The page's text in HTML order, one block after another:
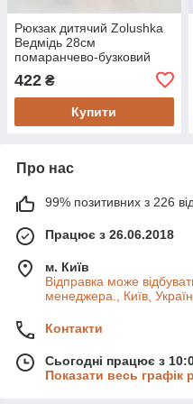
Рюкзак дитячий Zolushka
Ведмідь 28см
помаранчево-бузковий
422 ₴
Купити
Про нас
99% позитивних з 226
Працює з 26.06.2018
м. Київ
Відправка може
менеджера., Київ,
Контакти
Сьогодні працює з
Показати весь графік